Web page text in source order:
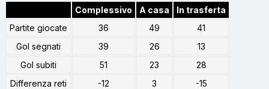
Complessivo A casa
In trasferta
Partite giocate
36 49
41
Gol segnati
39 26
13
Gol subiti
51 23
28
Differenza reti
-12 3
-15